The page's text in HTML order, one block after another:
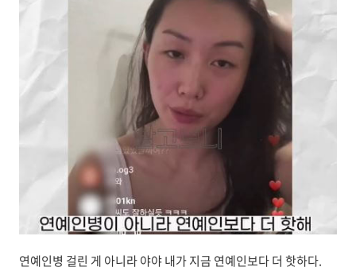
연예인병 걸린 게 아니라 야야 내가 지금 연예인보다 더 핫하다.